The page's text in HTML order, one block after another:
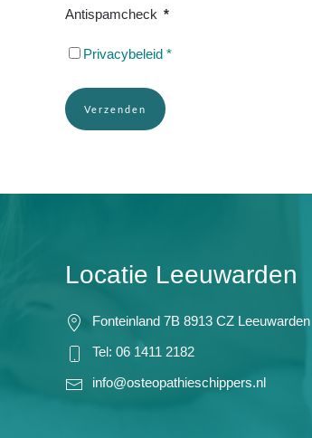
Antispamcheck *
Privacybeleid *
Verzenden
Locatie Leeuwarden
Fonteinland 7B 8913 CZ Leeuwarden
Tel: 06 1411 2182
info@osteopathieschippers.nl